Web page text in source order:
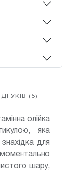
(5)
олійка
яка
для
шару,